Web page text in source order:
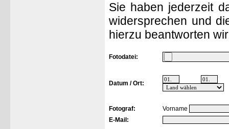
Sie haben jederzeit
widersprechen und
hierzu beantworten
Fotodatei:
Datum / Ort:
Fotograf:
Vorname
E-Mail: